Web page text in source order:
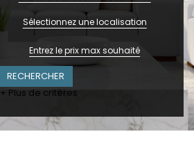
Sélectionnez une localisation
+ Plus de critères